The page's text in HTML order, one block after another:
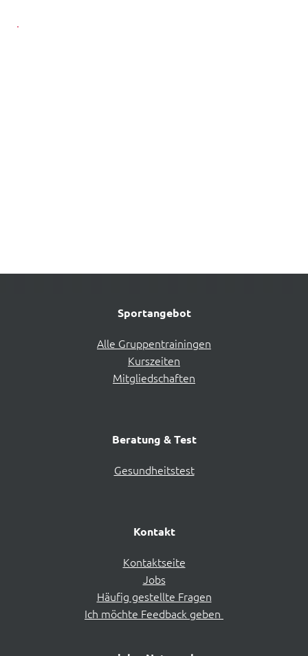
Sportangebot
Alle Gruppentrainingen
Kurszeiten
Mitgliedschaften
Beratung & Test
Gesundheitstest
Kontakt
Kontaktseite
Jobs
Häufig gestellte Fragen
Ich möchte Feedback geben